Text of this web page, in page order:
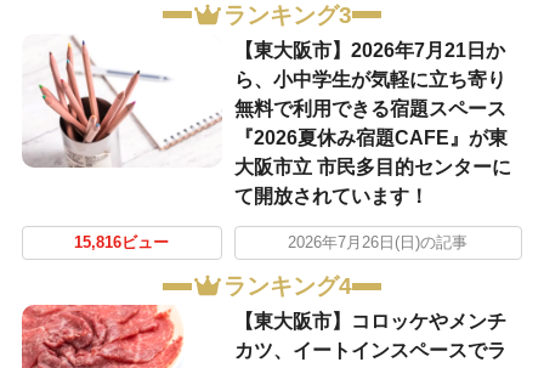
ランキング3
【東大阪市】2026年7月21日か
ら、小中学生が気軽に立ち寄り
無料で利用できる宿題スペース
『2026夏休み宿題CAFE』が東
大阪市立 市民多目的センターに
て開放されています！
15,816ビュー 2026年7月26日(日)の記事
ランキング4
【東大阪市】コロッケやメンチ
カツ、イートインスペースでラ